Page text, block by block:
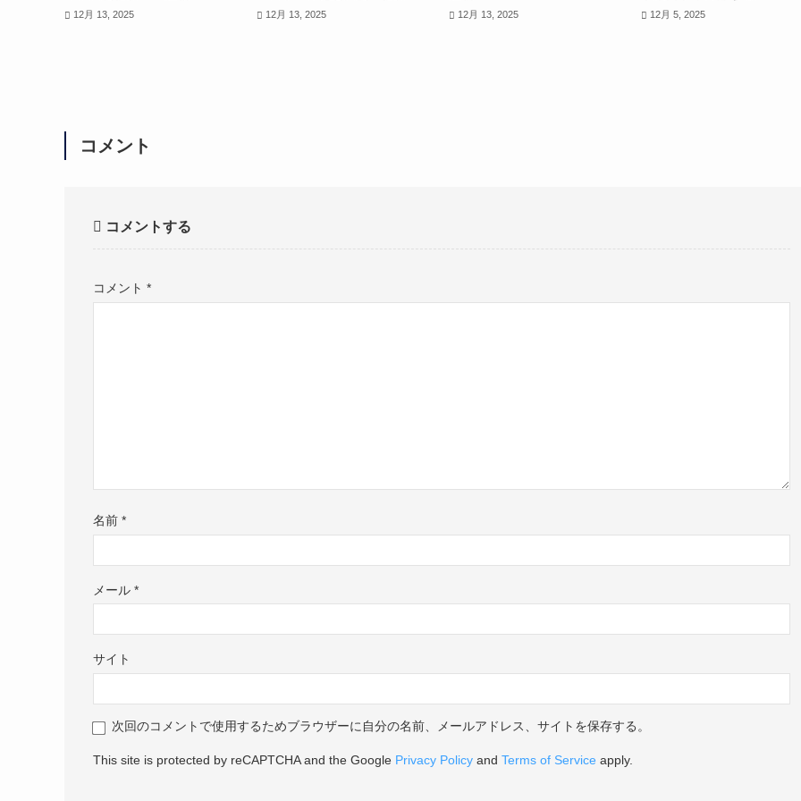
12月 13, 2025 12月 13, 2025 12月 13, 2025 12月 5, 2025
コメント
コメントする
コメント *
名前 *
メール *
サイト
次回のコメントで使用するためブラウザーに自分の名前、メールアドレス、サイトを保存する。
This site is protected by reCAPTCHA and the Google Privacy Policy and Terms of Service apply.